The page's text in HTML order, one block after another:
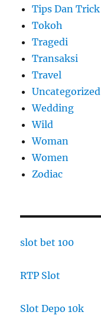
Tips Dan Trick
Tokoh
Tragedi
Transaksi
Travel
Uncategorized
Wedding
Wild
Woman
Women
Zodiac
slot bet 100
RTP Slot
Slot Depo 10k